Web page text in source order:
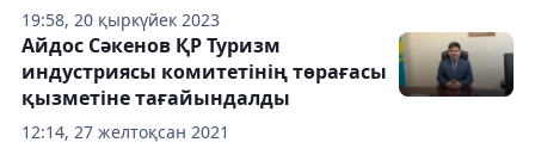
19:58, 20 қыркүйек 2023
12:14, 27 желтоқсан 2021
Айдос Сәкенов ҚР Туризм
индустриясы комитетінің төрағасы
қызметіне тағайындалды